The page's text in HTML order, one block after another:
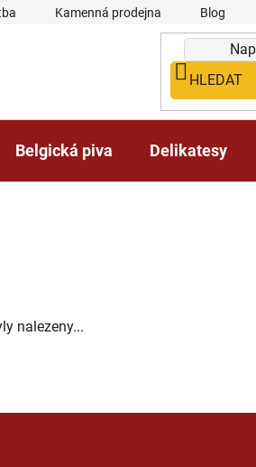
Kamenná prodejna Blog
HLEDAT
Belgická piva Delikatesy
nalezeny...